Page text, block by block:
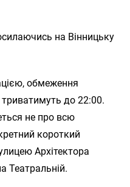
на Вінницьку
обмеження
триватимуть до 22:00.
не про всю
короткий
Архітектора
Театральній.